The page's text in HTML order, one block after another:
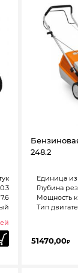
7.6
248.2
Единица
Глубина
Мощность
Тип
51470,00₽